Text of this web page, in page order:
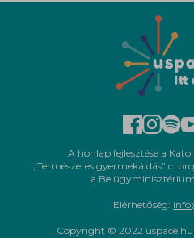
A honlap fejlesztése a
„Természetes gyermekáldás” c.
a
Elérhetőség:
Copyright © 2022